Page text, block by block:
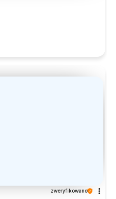
zweryfikowano